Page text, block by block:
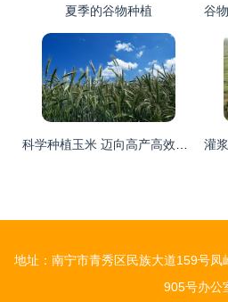
夏季的谷物种植
地址：南宁市青秀区民族大道159号凤
905号办公